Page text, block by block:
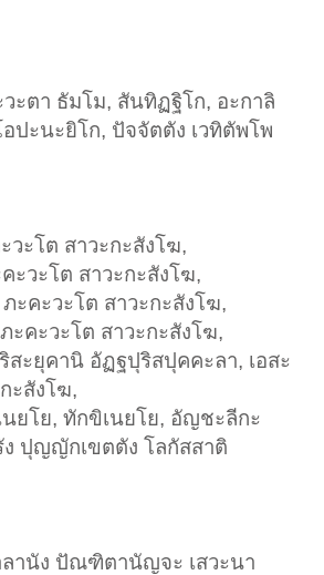
ะตา ธัมโม, สันทิฏฐิโก, อะกาลิ
ปะนะยิโก, ปัจจัตตัง เวทิตัพโพ
ะโต สาวะกะสังโฆ,
วะโต สาวะกะสังโฆ,
คะวะโต สาวะกะสังโฆ,
คะวะโต สาวะกะสังโฆ,
สะยุคานิ อัฏฐปุริสปุคคะลา, เอสะ
ะสังโฆ,
นยโย, ทักขิเนยโย, อัญชะลีกะ
ปุญญักเขตตัง โลกัสสาติ
ลานัง ปัณฑิตานัญจะ เสวะนา